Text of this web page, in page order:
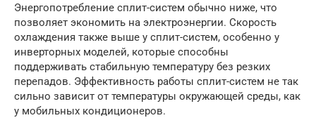
Энергопотребление сплит-систем обычно ниже, что
позволяет экономить на электроэнергии. Скорость
охлаждения также выше у сплит-систем, особенно у
инверторных моделей, которые способны
поддерживать стабильную температуру без резких
перепадов. Эффективность работы сплит-систем не так
сильно зависит от температуры окружающей среды, как
у мобильных кондиционеров.